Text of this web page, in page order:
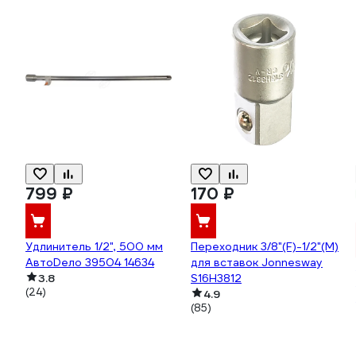
799 ₽
Удлинитель 1/2", 500 мм
АвтоDело 39504 14634
3.8
(24)
170 ₽
Переходник 3/8"(F)-1/2"(M)
для вставок Jonnesway
S16H3812
4.9
(85)